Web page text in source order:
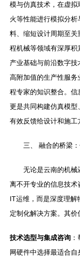
模与仿真技术，在虚
火等性能进行模拟分
料、缩短设计周期至
程机械等领域有深厚
产业基础与前沿数字
高附加值的生产性服
程专家的知识整合。信
更是共同构建仿真模
有效反馈给设计和施工
三、 融合的桥梁
无论是云南的机械
离不开专业的信息技
IT运维，而是深度理解
定制化解决方案。其价
技术选型与集成咨询
网硬件中选择最适合